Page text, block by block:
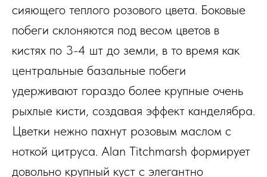
сияющего теплого розового цвета. Боковые
побеги склоняются под весом цветов в
кистях по 3-4 шт до земли, в то время как
центральные базальные побеги
удерживают гораздо более крупные очень
рыхлые кисти, создавая эффект канделябра.
Цветки нежно пахнут розовым маслом с
ноткой цитруса. Alan Titchmarsh формирует
довольно крупный куст с элегантно